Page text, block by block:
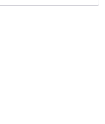
fins de validation et